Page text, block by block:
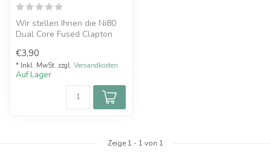
Wir stellen Ihnen die Ni80
Dual Core Fused Clapton
vo...
€3,90
* Inkl. MwSt. zzgl. Versandkosten
Auf Lager
Zeige 1 - 1 von 1